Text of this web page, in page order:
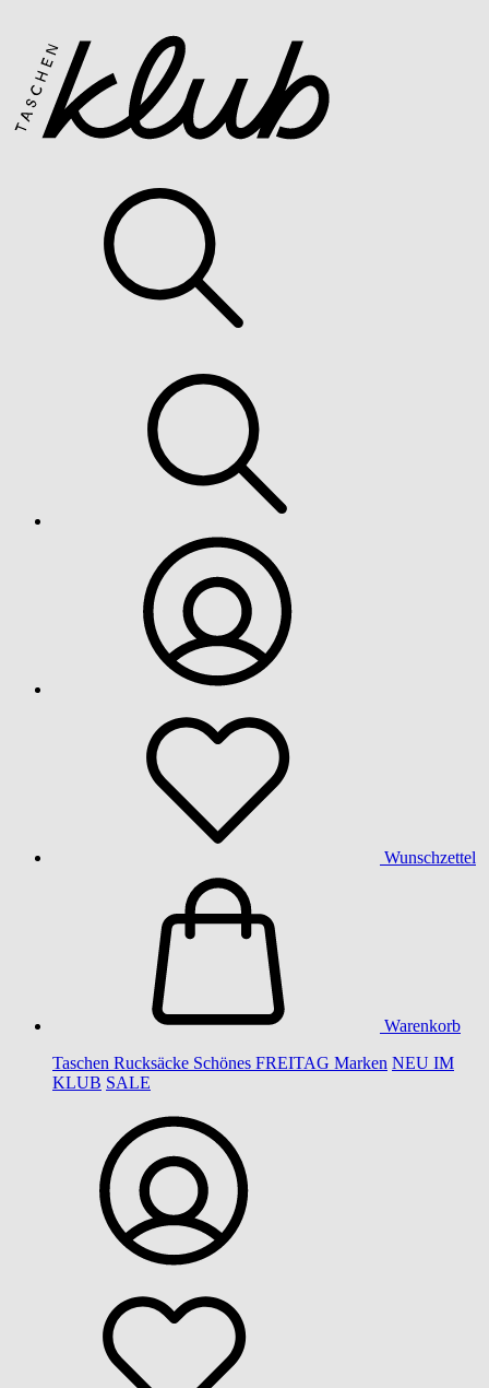
Wunschzettel
Warenkorb
Taschen Rucksäcke Schönes FREITAG Marken NEU IM
KLUB SALE